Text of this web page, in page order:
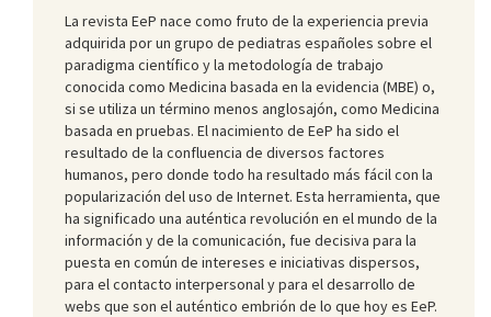
La revista EeP nace como fruto de la experiencia previa
adquirida por un grupo de pediatras españoles sobre el
paradigma científico y la metodología de trabajo
conocida como Medicina basada en la evidencia (MBE) o,
si se utiliza un término menos anglosajón, como Medicina
basada en pruebas. El nacimiento de EeP ha sido el
resultado de la confluencia de diversos factores
humanos, pero donde todo ha resultado más fácil con la
popularización del uso de Internet. Esta herramienta, que
ha significado una auténtica revolución en el mundo de la
información y de la comunicación, fue decisiva para la
puesta en común de intereses e iniciativas dispersos,
para el contacto interpersonal y para el desarrollo de
webs que son el auténtico embrión de lo que hoy es EeP.